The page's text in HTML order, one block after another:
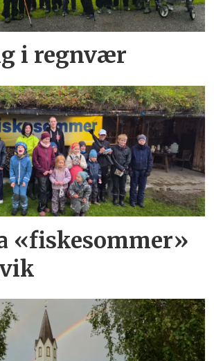
i regnvær
«fiskesommer»